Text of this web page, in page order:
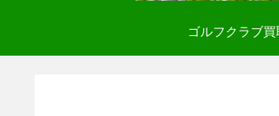
ゴルフクラブ